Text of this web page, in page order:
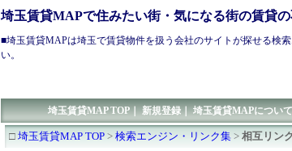
埼玉賃貸MAPで住みたい街・気になる街の賃貸
■埼玉賃貸MAPは埼玉で賃貸物件を扱う会社のサイトが探せる検
い。
埼玉賃貸MAP TOP｜新規登録｜埼玉賃貸MAPについて
□ 埼玉賃貸MAP TOP > 検索エンジン・リンク集 > 相互リン